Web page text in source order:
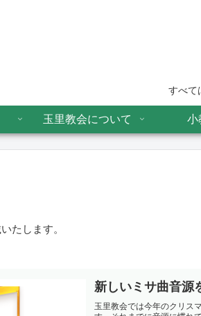
すべて
玉里教会について 小
たします。
新しいミサ曲音源
玉里教会では今年のクリス